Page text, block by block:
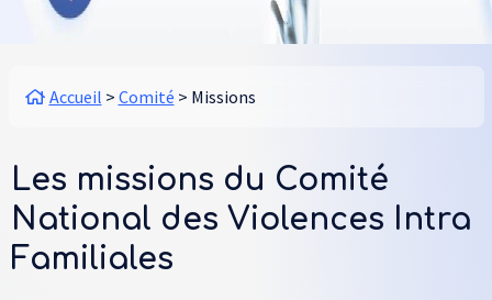
Fil d'Ariane
Accueil Comité Missions
Les missions du Comité
National des Violences Intra
Familiales